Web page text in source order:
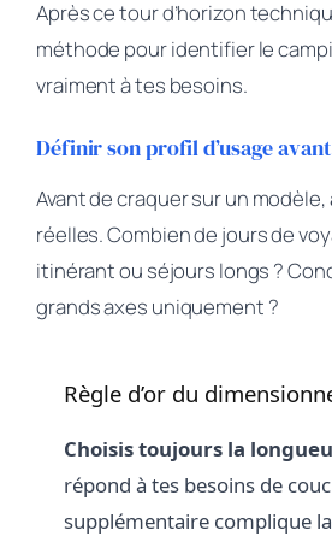
Après ce tour d’horizon
méthode pour identifier le
vraiment à tes besoins.
Définir son profil d’usage
Avant de craquer sur un modèle,
réelles. Combien de jours de
itinérant ou séjours longs ?
grands axes uniquement ?
Règle d’or du
Choisis toujours la
répond à tes besoins de
supplémentaire complique